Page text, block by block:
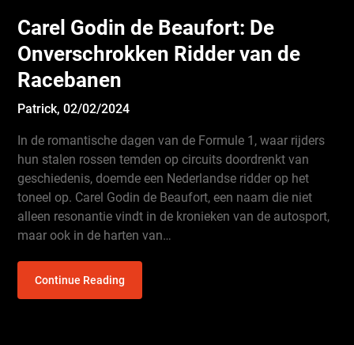
Carel Godin de Beaufort: De
Onverschrokken Ridder van de
Racebanen
Patrick,02/02/2024
In de romantische dagen van de Formule 1, waar rijders
hun stalen rossen temden op circuits doordrenkt van
geschiedenis, doemde een Nederlandse ridder op het
toneel op. Carel Godin de Beaufort, een naam die niet
alleen resonantie vindt in de kronieken van de autosport,
maar ook in de harten van…
Continue Reading